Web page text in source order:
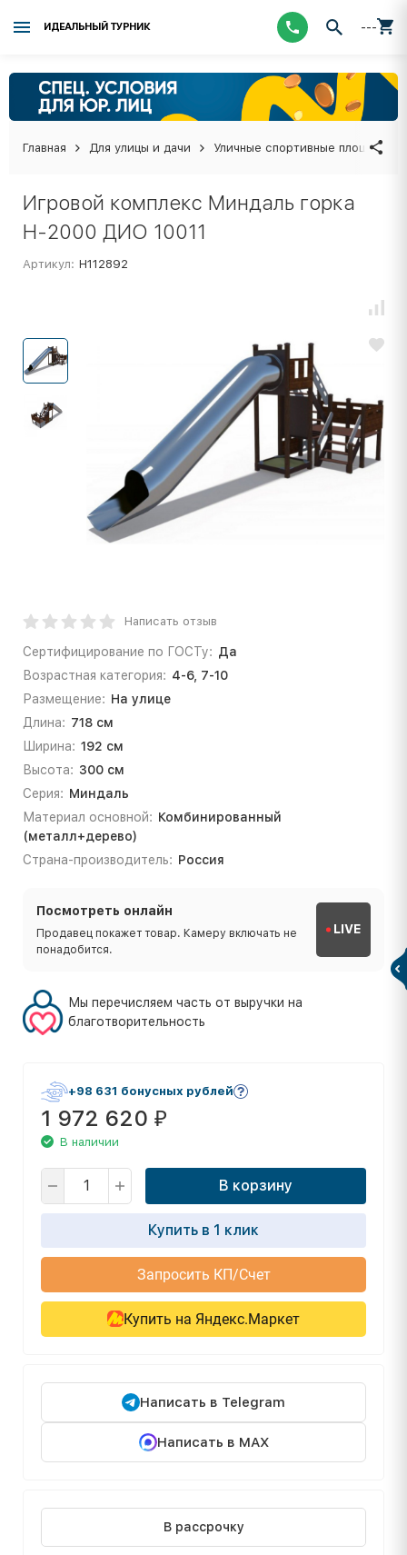
ИДЕАЛЬНЫЙ ТУРНИК ---
Главная Для улицы и дачи Уличные спортивные площадки
Игровой комплекс Миндаль горка
Н-2000 ДИО 10011
Артикул: Н112892
Написать отзыв
Сертифицирование по ГОСТу: Да
Возрастная категория: 4-6, 7-10
Размещение: На улице
Длина: 718 см
Ширина: 192 см
Высота: 300 см
Серия: Миндаль
Материал основной: Комбинированный
(металл+дерево)
Страна-производитель: Россия
Посмотреть онлайн
Продавец покажет товар. Камеру включать не
понадобится.
LIVE
Мы перечисляем часть от выручки на
благотворительность
+98 631 бонусных рублей
1 972 620 ₽
В наличии
В корзину
Купить в 1 клик
Запросить КП/Счет
Купить на Яндекс.Маркет
Написать в Telegram
Написать в MAX
В рассрочку